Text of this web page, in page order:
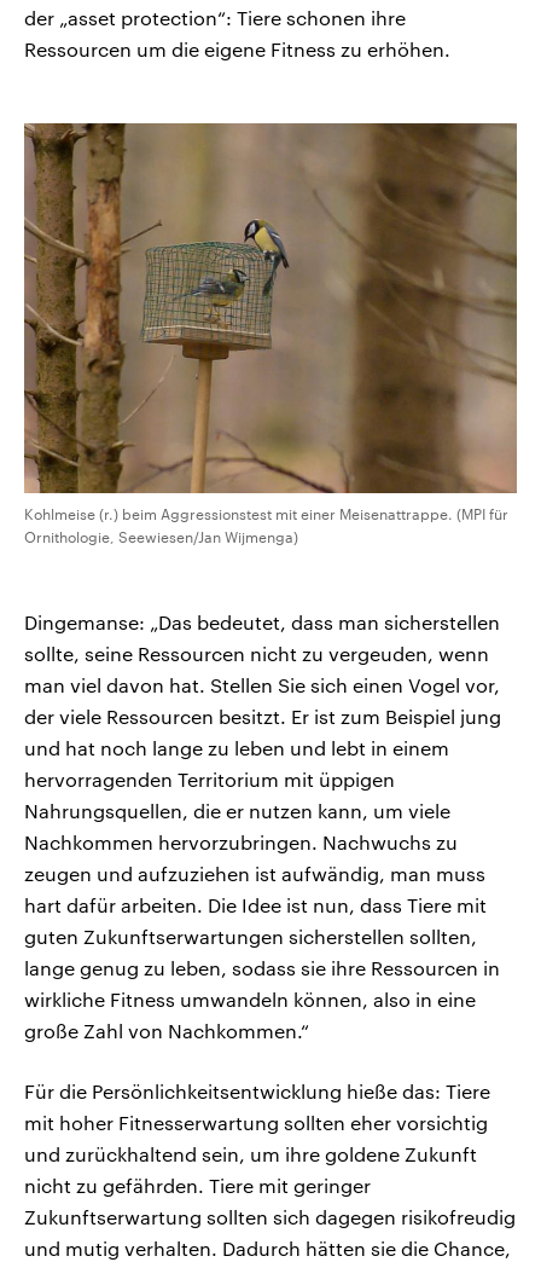
der „asset protection“: Tiere schonen ihre
Ressourcen um die eigene Fitness zu erhöhen.
Kohlmeise (r.) beim Aggressionstest mit einer Meisenattrappe. (MPI für
Ornithologie, Seewiesen/Jan Wijmenga)
Dingemanse: „Das bedeutet, dass man sicherstellen
sollte, seine Ressourcen nicht zu vergeuden, wenn
man viel davon hat. Stellen Sie sich einen Vogel vor,
der viele Ressourcen besitzt. Er ist zum Beispiel jung
und hat noch lange zu leben und lebt in einem
hervorragenden Territorium mit üppigen
Nahrungsquellen, die er nutzen kann, um viele
Nachkommen hervorzubringen. Nachwuchs zu
zeugen und aufzuziehen ist aufwändig, man muss
hart dafür arbeiten. Die Idee ist nun, dass Tiere mit
guten Zukunftserwartungen sicherstellen sollten,
lange genug zu leben, sodass sie ihre Ressourcen in
wirkliche Fitness umwandeln können, also in eine
große Zahl von Nachkommen.“
Für die Persönlichkeitsentwicklung hieße das: Tiere
mit hoher Fitnesserwartung sollten eher vorsichtig
und zurückhaltend sein, um ihre goldene Zukunft
nicht zu gefährden. Tiere mit geringer
Zukunftserwartung sollten sich dagegen risikofreudig
und mutig verhalten. Dadurch hätten sie die Chance,